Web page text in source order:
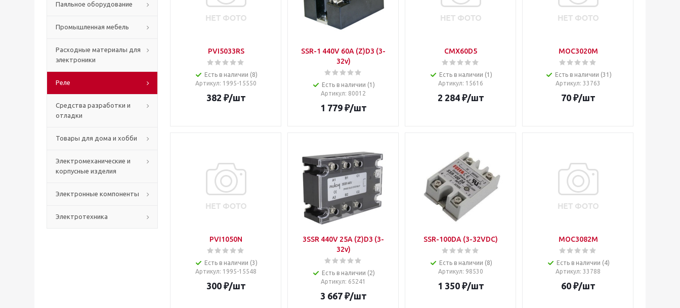
Паяльное оборудование
Промышленная мебель
Расходные материалы для
электроники
Реле
Средства разработки и
отладки
Товары для дома и хобби
Электромеханические и
корпусные изделия
Электронные компоненты
Электротехника
PVI5033RS
Есть в наличии (8)
Артикул: 1995-15550
382 ₽/шт
SSR-1 440V 60A (Z)D3 (3-
32v)
Есть в наличии (1)
Артикул: 80012
1 779₽/шт
CMX60D5
Есть в наличии (1)
Артикул: 15616
2 284₽/шт
MOC3020M
Есть в наличии (31)
Артикул: 33763
70₽/шт
PVI1050N
Есть в наличии (3)
Артикул: 1995-15548
300₽/шт
3SSR 440V 25A (Z)D3 (3-
32v)
Есть в наличии (2)
Артикул: 65241
3 667₽/шт
SSR-100DA (3-32VDC)
Есть в наличии (8)
Артикул: 98530
1 350₽/шт
MOC3082M
Есть в наличии (4)
Артикул: 33788
60₽/шт